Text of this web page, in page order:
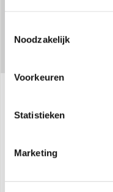
Noodzakelijk
Voorkeuren
Statistieken
Marketing
Voor ruimten tot